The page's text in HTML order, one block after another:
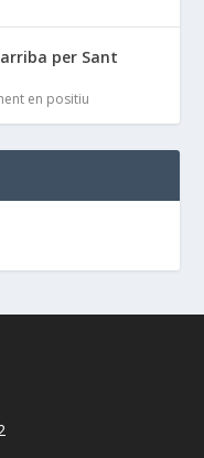
arriba per Sant
en positiu